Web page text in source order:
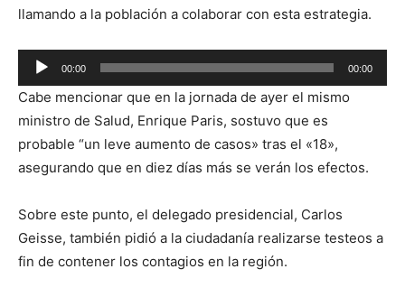
llamando a la población a colaborar con esta estrategia.
Reproductor
de
audio
00:00 00:00
Cabe mencionar que en la jornada de ayer el mismo
ministro de Salud, Enrique Paris, sostuvo que es
probable “un leve aumento de casos» tras el «18»,
asegurando que en diez días más se verán los efectos.
Sobre este punto, el delegado presidencial, Carlos
Geisse, también pidió a la ciudadanía realizarse testeos a
fin de contener los contagios en la región.